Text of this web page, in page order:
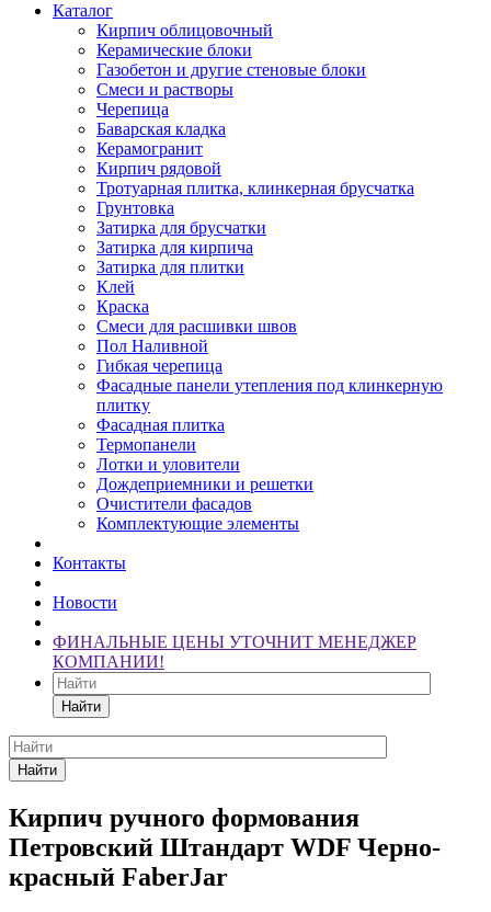
Каталог
Кирпич облицовочный
Керамические блоки
Газобетон и другие стеновые блоки
Смеси и растворы
Черепица
Баварская кладка
Керамогранит
Кирпич рядовой
Тротуарная плитка, клинкерная брусчатка
Грунтовка
Затирка для брусчатки
Затирка для кирпича
Затирка для плитки
Клей
Краска
Смеси для расшивки швов
Пол Наливной
Гибкая черепица
Фасадные панели утепления под клинкерную
плитку
Фасадная плитка
Термопанели
Лотки и уловители
Дождеприемники и решетки
Очистители фасадов
Комплектующие элементы
Контакты
Новости
ФИНАЛЬНЫЕ ЦЕНЫ УТОЧНИТ МЕНЕДЖЕР
КОМПАНИИ!
Найти
Найти
Кирпич ручного формования
Петровский Штандарт WDF Черно-
красный FaberJar